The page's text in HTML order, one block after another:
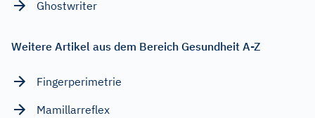
Ghostwriter
Weitere Artikel aus dem Bereich Gesundheit A-Z
Fingerperimetrie
Mamillarreflex